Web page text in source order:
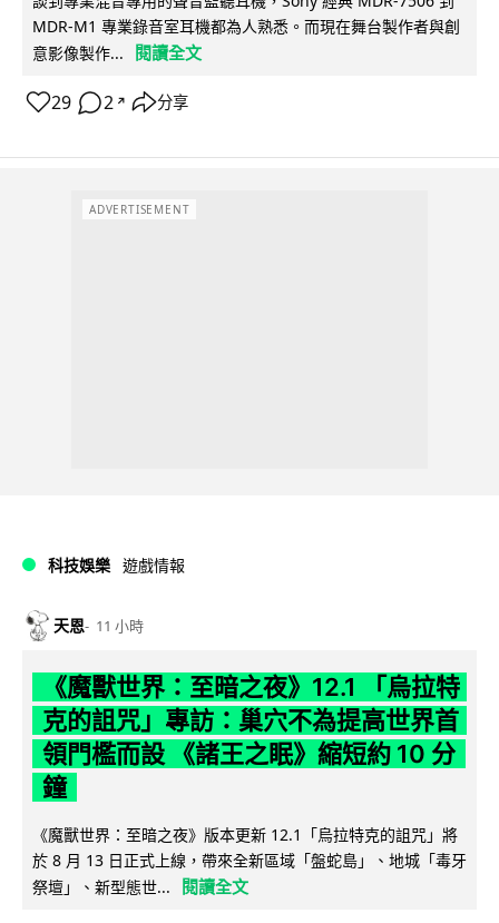
MDR-M1 專業錄音室耳機都為人熟悉。而現在舞台製作者與創
意影像製作...
閱讀全文
29 2 ↗ 分享
ADVERTISEMENT
科技娛樂 遊戲情報
天恩 11 小時
《魔獸世界：至暗之夜》12.1 「烏拉特
克的詛咒」專訪：巢穴不為提高世界首
領門檻而設 《諸王之眠》縮短約 10 分
鐘
《魔獸世界：至暗之夜》版本更新 12.1「烏拉特克的詛咒」將
於 8 月 13 日正式上線，帶來全新區域「盤蛇島」、地城「毒牙
祭壇」、新型態世...
閱讀全文